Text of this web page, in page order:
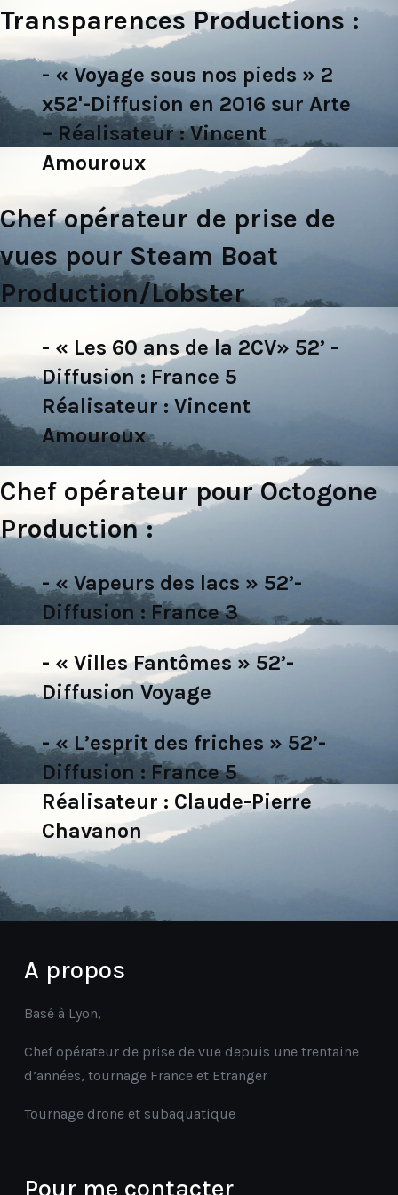
Transparences Productions :
- « Voyage sous nos pieds » 2
x52'-Diffusion en 2016 sur Arte
– Réalisateur : Vincent
Amouroux
Chef opérateur de prise de
vues pour Steam Boat
Production/Lobster
- « Les 60 ans de la 2CV» 52’ -
Diffusion : France 5
Réalisateur : Vincent
Amouroux
Chef opérateur pour Octogone
Production :
- « Vapeurs des lacs » 52’-
Diffusion : France 3
- « Villes Fantômes » 52’-
Diffusion Voyage
- « L’esprit des friches » 52’-
Diffusion : France 5
Réalisateur : Claude-Pierre
Chavanon
A propos
Basé à Lyon,
Chef opérateur de prise de vue depuis une trentaine
d’années, tournage France et Etranger
Tournage drone et subaquatique
Pour me contacter